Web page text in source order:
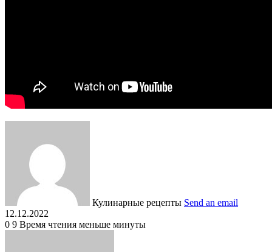
Кулинарные рецепты Send an email
12.12.2022
0 9 Время чтения меньше минуты